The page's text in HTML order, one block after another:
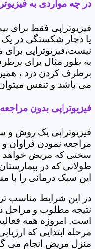
در چه مواردی به
فیزیوتراپی فقط برای
یا دچار شکستگی در
نیست،فیزیوتراپی
به طور مثال برای
برطرف کردن درد ،
می باشد و تنفس
فیزیوتراپی بدون
فیزیوتراپی یک روش و
مراجعه نمودن فراوان
سختی که مریض
طولانی که در
این سبک درمانی را با
در این شرایط مناسب
نتیجه مطلوب و مراحل
است. امروزه همه
مرحله ابتدایی که
منزل مریض انجام می